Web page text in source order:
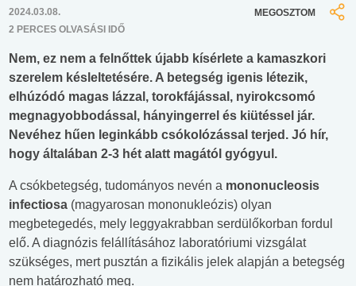
2024.03.08.
2 PERCES OLVASÁSI IDŐ
MEGOSZTOM
Nem, ez nem a felnőttek újabb kísérlete a kamaszkori
szerelem késleltetésére. A betegség igenis létezik,
elhúzódó magas lázzal, torokfájással, nyirokcsomó
megnagyobbodással, hányingerrel és kiütéssel jár.
Nevéhez hűen leginkább csókolózással terjed. Jó hír,
hogy általában 2-3 hét alatt magától gyógyul.
A csókbetegség, tudományos nevén a mononucleosis
infectiosa (magyarosan mononukleózis) olyan
megbetegedés, mely leggyakrabban serdülőkorban fordul
elő. A diagnózis felállításához laboratóriumi vizsgálat
szükséges, mert pusztán a fizikális jelek alapján a betegség
nem határozható meg.